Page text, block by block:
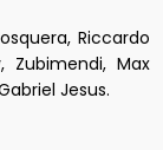
Riccardo
Zubimendi, Max
Jesus.